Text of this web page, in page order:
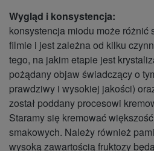
Wygląd i konsystencja:
konsystencja miodu może różnić
filmie i jest zależna od kilku
tego, na jakim etapie jest
pożądany objaw świadczący o
prawdziwy i wysokiej jakości)
został poddany procesowi
Staramy się kremować
smakowych. Należy również
wysoką zawartością fruktozy